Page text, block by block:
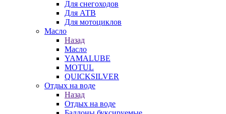
Для снегоходов
Для АТВ
Для мотоциклов
Масло
Назад
Масло
YAMALUBE
MOTUL
QUICKSILVER
Отдых на воде
Назад
Отдых на воде